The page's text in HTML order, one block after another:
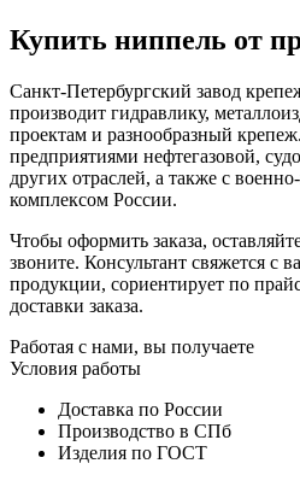
Купить ниппель от
Санкт-Петербургский завод
производит гидравлику,
проектам и разнообразный
предприятиями нефтегазовой,
других отраслей, а также с
комплексом России.
Чтобы оформить заказа,
звоните. Консультант свяжется с
продукции, сориентирует по
доставки заказа.
Работая с нами, вы получаете
Условия работы
Доставка по России
Производство в СПб
Изделия по ГОСТ